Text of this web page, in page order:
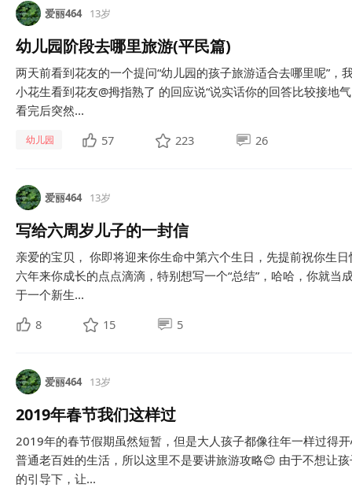
爱丽464 13岁
幼儿园阶段去哪里旅游(平民篇)
两天前看到花友的一个提问“幼儿园的孩子旅游适合去哪里呢”，
小花生看到花友@拇指熟了 的回应说“说实话你的回答比较接地
看完后突然...
幼儿园 57 223 26
爱丽464 13岁
写给六周岁儿子的一封信
亲爱的宝贝， 你即将迎来你生命中第六个生日，先提前祝你生
六年来你成长的点点滴滴，特别想写一个“总结”，哈哈，你就当
于一个新生...
8
15 5
爱丽464 13岁
2019年春节我们这样过
2019年的春节假期虽然短暂，但是大人孩子都像往年一样过得
普通老百姓的生活，所以这里不是要讲旅游攻略😊 由于不想让
的引导下，让...